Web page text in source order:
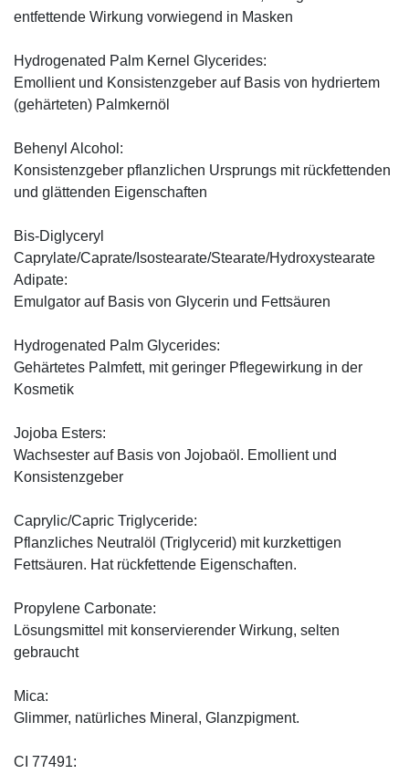
entfettende Wirkung vorwiegend in Masken
Hydrogenated Palm Kernel Glycerides:
Emollient und Konsistenzgeber auf Basis von hydriertem
(gehärteten) Palmkernöl
Behenyl Alcohol:
Konsistenzgeber pflanzlichen Ursprungs mit rückfettenden
und glättenden Eigenschaften
Bis-Diglyceryl
Caprylate/Caprate/Isostearate/Stearate/Hydroxystearate
Adipate:
Emulgator auf Basis von Glycerin und Fettsäuren
Hydrogenated Palm Glycerides:
Gehärtetes Palmfett, mit geringer Pflegewirkung in der
Kosmetik
Jojoba Esters:
Wachsester auf Basis von Jojobaöl. Emollient und
Konsistenzgeber
Caprylic/Capric Triglyceride:
Pflanzliches Neutralöl (Triglycerid) mit kurzkettigen
Fettsäuren. Hat rückfettende Eigenschaften.
Propylene Carbonate:
Lösungsmittel mit konservierender Wirkung, selten
gebraucht
Mica:
Glimmer, natürliches Mineral, Glanzpigment.
CI 77491: